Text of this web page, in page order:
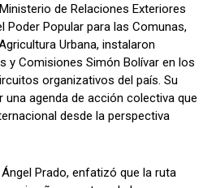
de Relaciones Exteriores
Poder Popular para las Comunas,
Urbana, instalaron
y Comisiones Simón Bolívar en los
organizativos del país. Su
agenda de acción colectiva que
desde la perspectiva
Prado, enfatizó que la ruta